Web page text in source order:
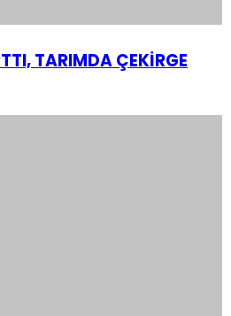
TARIMDA ÇEKİRGE